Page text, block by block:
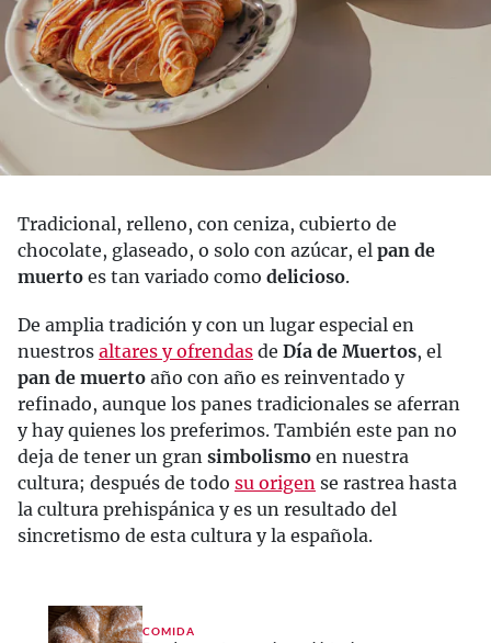
Tradicional, relleno, con ceniza, cubierto de
chocolate, glaseado, o solo con azúcar, el pan de
muerto es tan variado como delicioso.
De amplia tradición y con un lugar especial en
nuestros altares y ofrendas de Día de Muertos, el
pan de muerto año con año es reinventado y
refinado, aunque los panes tradicionales se aferran
y hay quienes los preferimos. También este pan no
deja de tener un gran simbolismo en nuestra
cultura; después de todo su origen se rastrea hasta
la cultura prehispánica y es un resultado del
sincretismo de esta cultura y la española.
COMIDA